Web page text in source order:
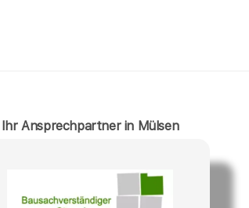
Ihr Ansprechpartner in Mülsen